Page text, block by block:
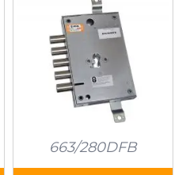
663/280DFB